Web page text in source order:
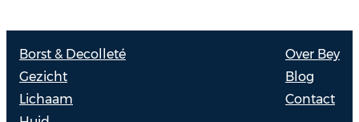
Borst & Decolleté
Gezicht
Lichaam
Over Bey
Blog
Contact